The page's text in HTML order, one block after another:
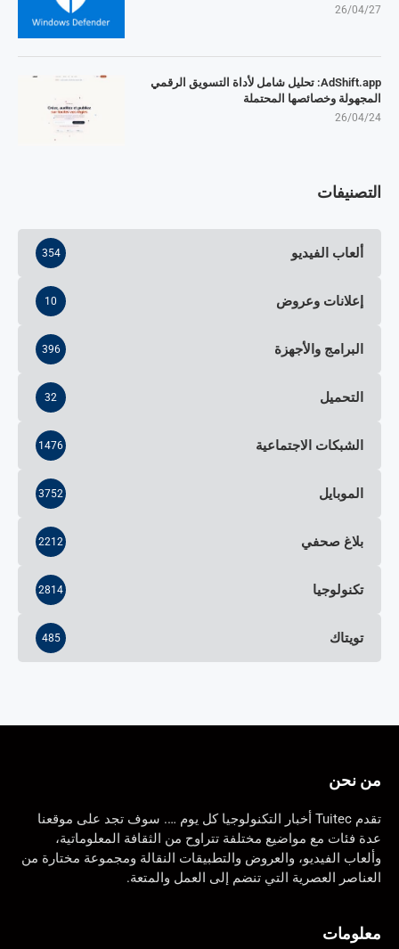
26/04/27
AdShift.app: تحليل شامل لأداة التسويق الرقمي
المجهولة وخصائصها المحتملة
26/04/24
التصنيفات
ألعاب الفيديو 354
إعلانات وعروض 10
البرامج والأجهزة 396
التحميل 32
الشبكات الاجتماعية 1476
الموبايل 3752
بلاغ صحفي 2212
تكنولوجيا 2814
تويتاك 485
من نحن
تقدم Tuitec أخبار التكنولوجيا كل يوم …. سوف تجد على موقعنا
عدة فئات مع مواضيع مختلفة تتراوح من الثقافة المعلوماتية،
وألعاب الفيديو، والعروض والتطبيقات النقالة ومجموعة مختارة من
العناصر العصرية التي تنضم إلى العمل والمتعة.
معلومات